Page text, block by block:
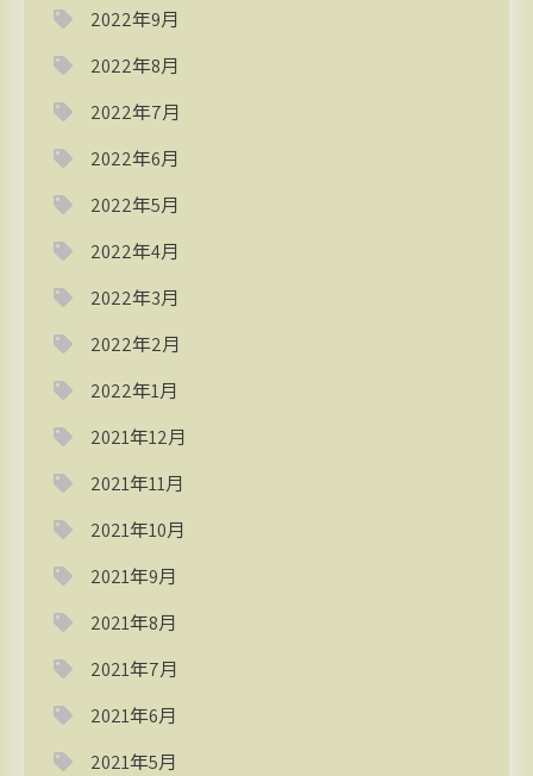
2022年9月
2022年8月
2022年7月
2022年6月
2022年5月
2022年4月
2022年3月
2022年2月
2022年1月
2021年12月
2021年11月
2021年10月
2021年9月
2021年8月
2021年7月
2021年6月
2021年5月